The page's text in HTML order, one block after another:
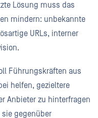
Lösung muss das
mindern: unbekannte
URLs, interner
Führungskräften aus
helfen, gezieltere
Anbieter zu hinterfragen
gegenüber